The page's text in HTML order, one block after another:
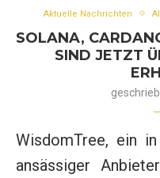
Aktuelle Nachrichten
SOLANA,
SIND JETZT
WisdomTree, ein
ansässiger